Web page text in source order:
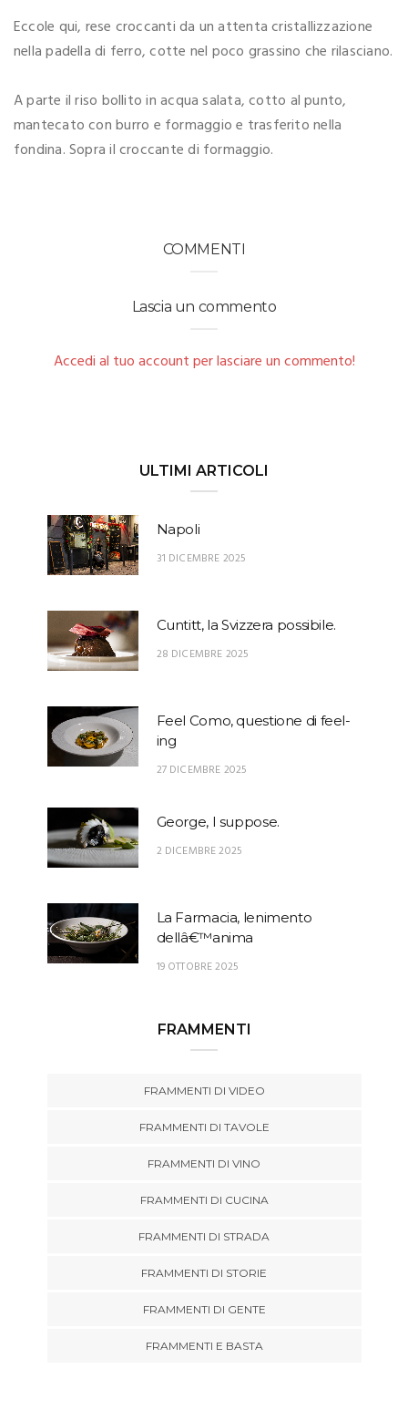
Eccole qui, rese croccanti da un attenta cristallizzazione
nella padella di ferro, cotte nel poco grassino che rilasciano.
A parte il riso bollito in acqua salata, cotto al punto,
mantecato con burro e formaggio e trasferito nella
fondina. Sopra il croccante di formaggio.
COMMENTI
Lascia un commento
Accedi al tuo account per lasciare un commento!
ULTIMI ARTICOLI
Napoli
31 DICEMBRE 2025
Cuntitt, la Svizzera possibile.
28 DICEMBRE 2025
Feel Como, questione di feel-
ing
27 DICEMBRE 2025
George, I suppose.
2 DICEMBRE 2025
La Farmacia, lenimento
dellâ€™anima
19 OTTOBRE 2025
FRAMMENTI
FRAMMENTI DI VIDEO
FRAMMENTI DI TAVOLE
FRAMMENTI DI VINO
FRAMMENTI DI CUCINA
FRAMMENTI DI STRADA
FRAMMENTI DI STORIE
FRAMMENTI DI GENTE
FRAMMENTI E BASTA